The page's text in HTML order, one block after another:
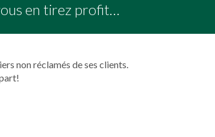
en tirez profit…
non réclamés de ses clients.